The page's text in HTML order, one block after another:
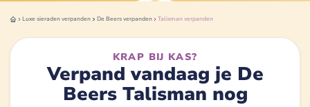
Luxe sieraden verpanden De Beersverpanden Talisman verpanden
KRAP BIJ KAS?
Verpand vandaag je De
Beers Talisman nog